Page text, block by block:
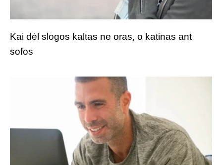
Kai dėl slogos kaltas ne oras, o katinas ant
sofos